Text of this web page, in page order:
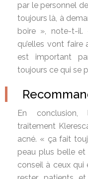
par le personnel
toujours là, à
boire », note-t-il.
qu’elles vont faire
est important
toujours ce qui se
En
traitement
acné. « ça fait
peau plus belle et
conseil à ceux